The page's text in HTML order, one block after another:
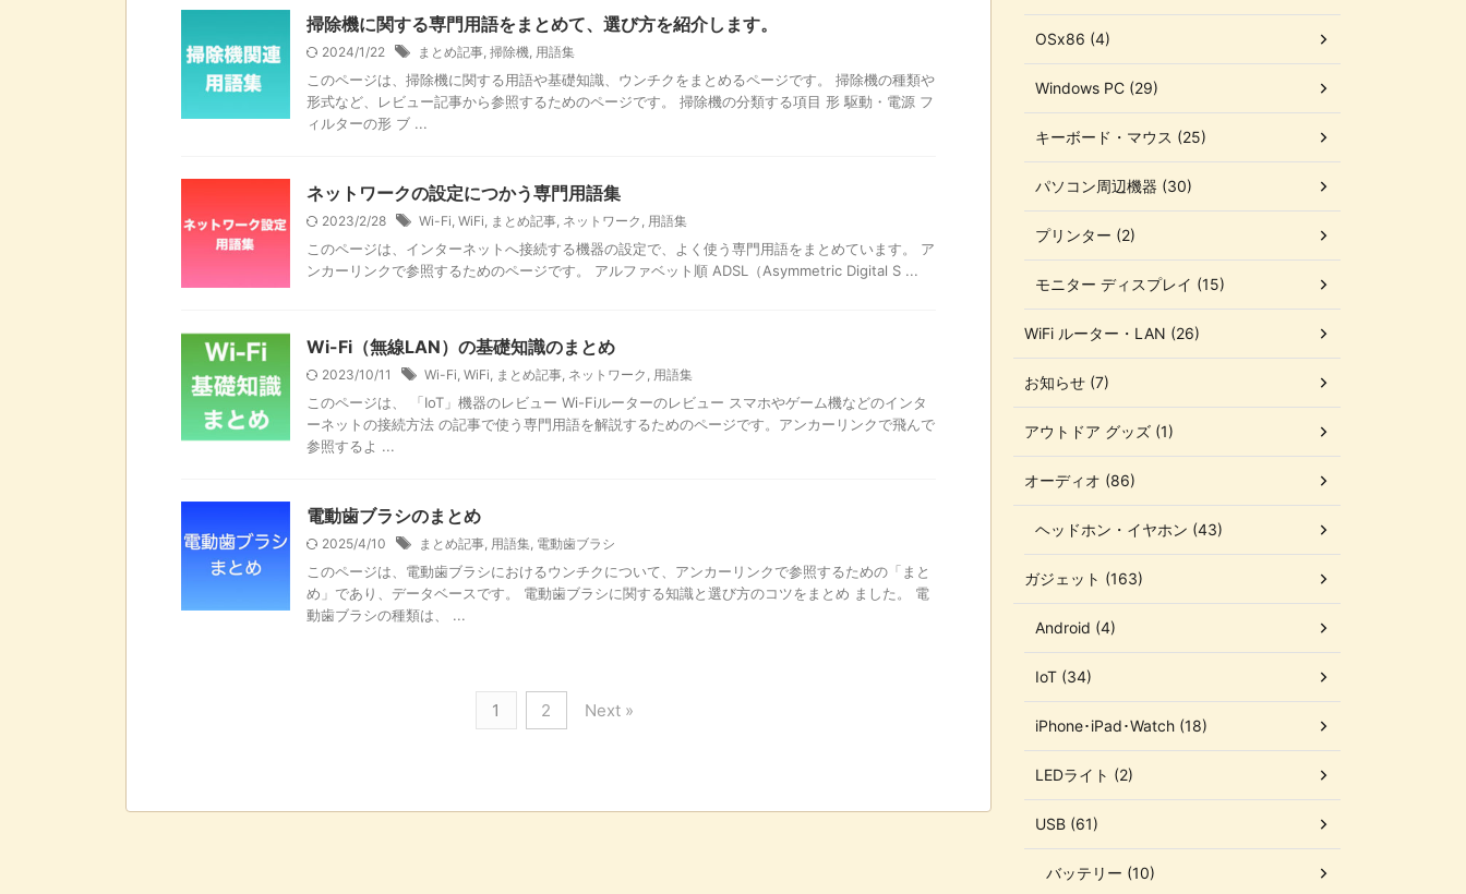
掃除機に関する専門用語をまとめて、選び方を紹介します。
2024/1/22 まとめ記事, 掃除機, 用語集
このページは、掃除機に関する用語や基礎知識、ウンチクをまとめるページです。 掃除機の種類や
形式など、レビュー記事から参照するためのページです。 掃除機の分類する項目 形 駆動・電源 フ
ィルターの形 ブ ...
ネットワークの設定につかう専門用語集
2023/2/28 Wi-Fi, WiFi, まとめ記事, ネットワーク , 用語集
このページは、インターネットへ接続する機器の設定で、よく使う専門用語をまとめています。 ア
ンカーリンクで参照するためのページです。 アルファベット順 ADSL（Asymmetric Digital S ...
Wi-Fi（無線LAN）の基礎知識のまとめ
2023/10/11 Wi-Fi, WiFi, まとめ記事, ネットワーク , 用語集
このページは、 「IoT」機器のレビュー Wi-Fiルーターのレビュー スマホやゲーム機などのインタ
ーネットの接続方法 の記事で使う専門用語を解説するためのページです。アンカーリンクで飛んで
参照するよ ...
電動歯ブラシのまとめ
2025/4/10 まとめ記事, 用語集, 電動歯ブラシ
このページは、電動歯ブラシにおけるウンチクについて、アンカーリンクで参照するための「まと
め」であり、データベースです。 電動歯ブラシに関する知識と選び方のコツをまとめ ました。 電
動歯ブラシの種類は、 ...
1 2 Next »
OSx86 (4)
Windows PC (29)
キーボード・マウス (25)
パソコン周辺機器 (30)
プリンター (2)
モニター ディスプレイ (15)
WiFi ルーター・LAN (26)
お知らせ (7)
アウトドア グッズ (1)
オーディオ (86)
ヘッドホン・イヤホン (43)
ガジェット (163)
Android (4)
IoT (34)
iPhone･iPad･Watch (18)
LEDライト (2)
USB (61)
バッテリー (10)